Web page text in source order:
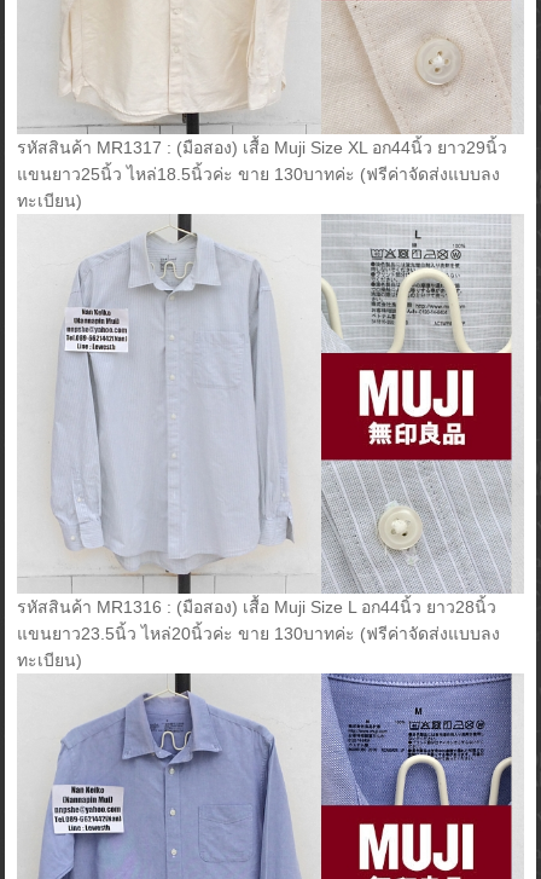
รหัสสินค้า MR1317 : (มือสอง) เสื้อ Muji Size XL อก44นิ้ว ยาว29นิ้ว
แขนยาว25นิ้ว ไหล่18.5นิ้วค่ะ ขาย 130บาทค่ะ (ฟรีค่าจัดส่งแบบลง
ทะเบียน)
รหัสสินค้า MR1316 : (มือสอง) เสื้อ Muji Size L อก44นิ้ว ยาว28นิ้ว
แขนยาว23.5นิ้ว ไหล่20นิ้วค่ะ ขาย 130บาทค่ะ (ฟรีค่าจัดส่งแบบลง
ทะเบียน)